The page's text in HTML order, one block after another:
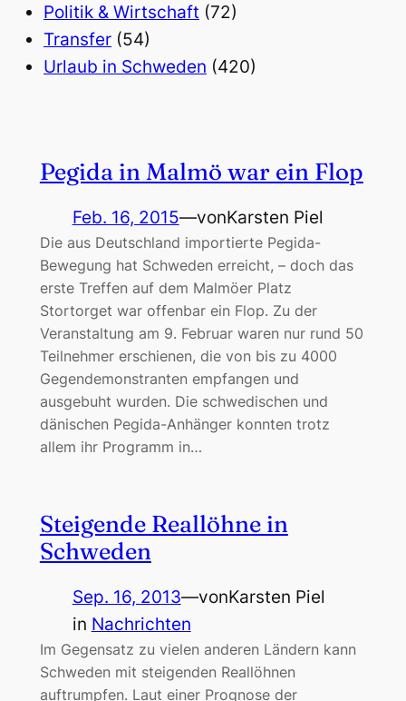
Politik & Wirtschaft (72)
Transfer (54)
Urlaub in Schweden (420)
Pegida in Malmö war ein Flop
Feb. 16, 2015—vonKarsten Piel
Die aus Deutschland importierte Pegida-
Bewegung hat Schweden erreicht, – doch das
erste Treffen auf dem Malmöer Platz
Stortorget war offenbar ein Flop. Zu der
Veranstaltung am 9. Februar waren nur rund 50
Teilnehmer erschienen, die von bis zu 4000
Gegendemonstranten empfangen und
ausgebuht wurden. Die schwedischen und
dänischen Pegida-Anhänger konnten trotz
allem ihr Programm in…
Steigende Reallöhne in
Schweden
Sep. 16, 2013—vonKarsten Piel
in Nachrichten
Im Gegensatz zu vielen anderen Ländern kann
Schweden mit steigenden Reallöhnen
auftrumpfen. Laut einer Prognose der